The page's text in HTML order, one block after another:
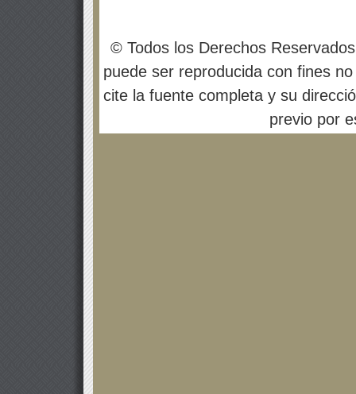
© Todos los Derechos
puede ser reproducida con fines
cite la fuente completa y su
previo por